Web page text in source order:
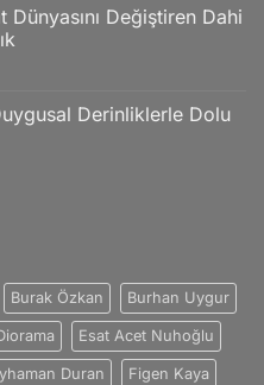
Değiştiren Dahi
Derinliklerle Dolu
Burak Özkan Burhan Uygur
Esat Acet Nuhoğlu
Duran Figen Kaya